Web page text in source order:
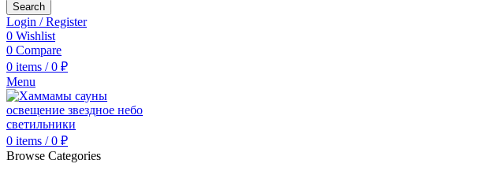
Search
Login / Register
0 Wishlist
0 Compare
0 items / 0 ₽
Menu
0 items / 0 ₽
Browse Categories